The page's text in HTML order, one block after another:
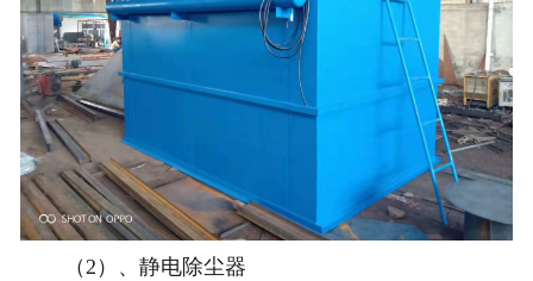
（2）、静电除尘器